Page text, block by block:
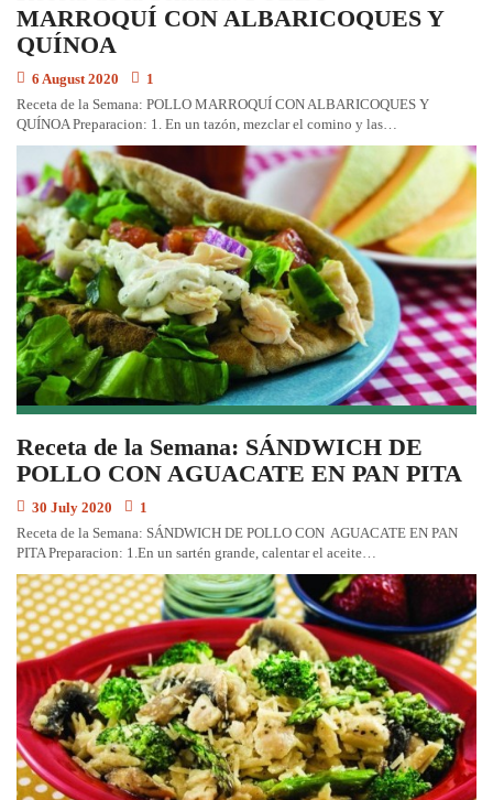
MARROQUÍ CON ALBARICOQUES Y
QUÍNOA
6 August 2020
1
Receta de la Semana: POLLO MARROQUÍ CON ALBARICOQUES Y
QUÍNOA Preparacion: 1. En un tazón, mezclar el comino y las…
Receta de la Semana: SÁNDWICH DE
POLLO CON AGUACATE EN PAN PITA
30 July 2020
1
Receta de la Semana: SÁNDWICH DE POLLO CON AGUACATE EN PAN
PITA Preparacion: 1.En un sartén grande, calentar el aceite…